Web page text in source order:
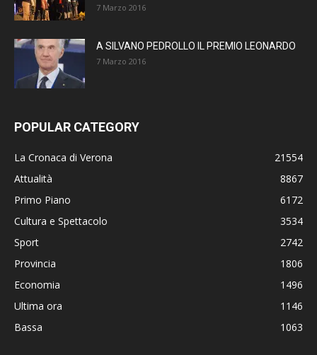
7 Marzo 2016
A SILVANO PEDROLLO IL PREMIO LEONARDO
7 Marzo 2016
POPULAR CATEGORY
La Cronaca di Verona
21554
Attualità
8867
Primo Piano
6172
Cultura e Spettacolo
3534
Sport
2742
Provincia
1806
Economia
1496
Ultima ora
1146
Bassa
1063